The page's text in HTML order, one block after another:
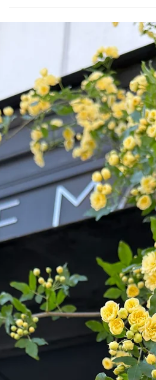
日(金) ⁡ [6月のお休み] 1日(月) 8日(月) 15日(月) 〜
18日(木) 22日(月) 29日(月) ⁡ 6月15日(月) 〜18日
(木)はお休みいただきます🙇‍♂️ ご不便をおかけして
大変申し訳ございません。 ⁡ We closed on… [on
May] We are closed...
4th,11th,12th,18th,25th,29th ⁡ [on June]
1st,8th,15th to 18th,22nd,29th ⁡ Have a good
✨ ⁡ ＊＊＊＊＊＊＊＊＊＊＊＊＊ ⁡ 皆様素敵なGW
お過ごしください✨✨ ⁡
_________________________________ 🇯🇵
Hair&Cafe M.A.T🇬🇧 横浜山手の美容室とカフェ
が併設したお店。 ⁡ 📞045-873-6653